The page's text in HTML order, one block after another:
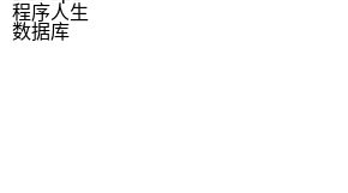
程序人生
数据库